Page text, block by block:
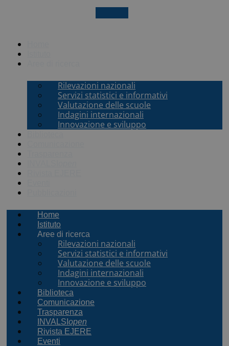
Rilevazioni nazionali
Servizi statistici e informativi
Valutazione delle scuole
Indagini internazionali
Innovazione e sviluppo
Home
Istituto
Aree di ricerca
Rilevazioni nazionali
Servizi statistici e informativi
Valutazione delle scuole
Indagini internazionali
Innovazione e sviluppo
Biblioteca
Comunicazione
Trasparenza
INVALSI open
Rivista EJERE
Eventi